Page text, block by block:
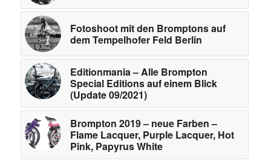
Fotoshoot mit den Bromptons auf
dem Tempelhofer Feld Berlin
Editionmania – Alle Brompton
Special Editions auf einem Blick
(Update 09/2021)
Brompton 2019 – neue Farben –
Flame Lacquer, Purple Lacquer, Hot
Pink, Papyrus White